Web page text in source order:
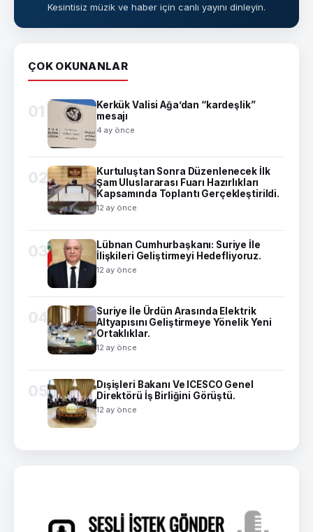
Kesintisiz müzik ve haber için canlı yayını dinleyin.
ÇOK OKUNANLAR
01
Kerkük Valisi Ağa’dan “kardeşlik”
mesajı
4 ay önce
02
Kurtuluştan Sonra Düzenlenecek İlk
Şam Uluslararası Fuarı Hazırlıkları
Kapsamında Toplantı Gerçekleştirildi.
12 ay önce
03
Lübnan Cumhurbaşkanı: Suriye İle
İlişkileri Geliştirmeyi Hedefliyoruz.
12 ay önce
04
Suriye İle Ürdün Arasında Elektrik
Altyapısını Geliştirmeye Yönelik Yeni
Ortaklıklar.
12 ay önce
05
Dışişleri Bakanı Ve ICESCO Genel
Direktörü İş Birliğini Görüştü.
12 ay önce